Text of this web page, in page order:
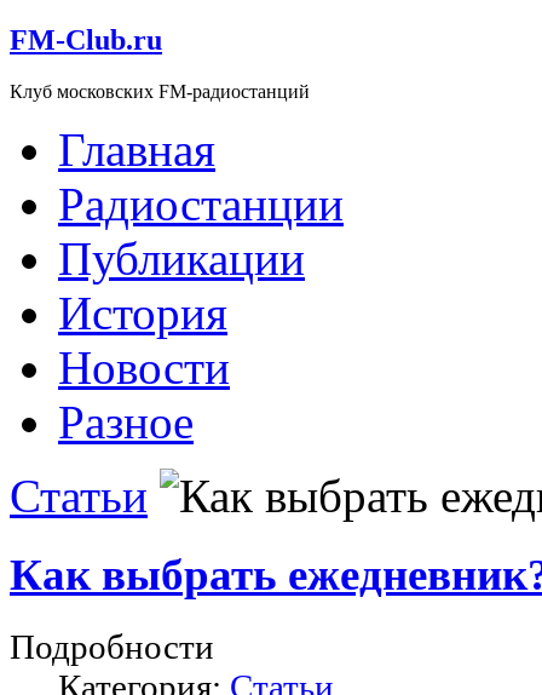
FM-Club.ru
Клуб московских FM-радиостанций
Главная
Радиостанции
Публикации
История
Новости
Разное
Статьи
Как выбрать
Подробности
Категория: Статьи